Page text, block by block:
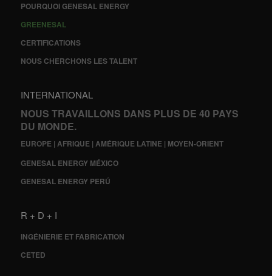
POURQUOI GENESAL ENERGY
GREENESAL
CERTIFICATIONS
NOUS CHERCHONS LES TALENT
INTERNATIONAL
NOUS TRAVAILLONS DANS PLUS DE 40 PAYS
DU MONDE.
EUROPE | AFRIQUE | AMÉRIQUE LATINE | MOYEN-ORIENT
GENESAL ENERGY MÉXICO
GENESAL ENERGY PERÚ
R + D + I
INGÉNIERIE ET FABRICATION
CETED